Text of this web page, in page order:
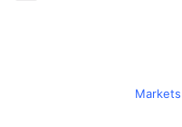
Markets